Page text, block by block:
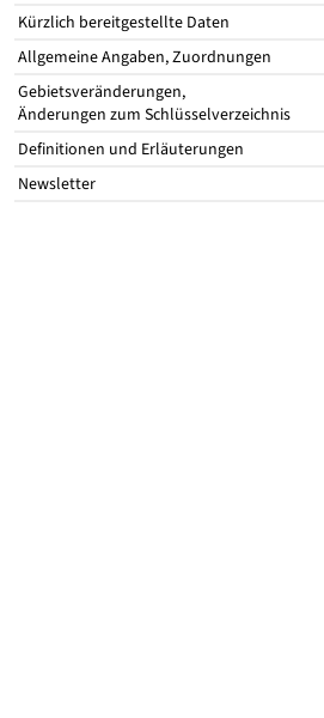
Kürzlich bereitgestellte Daten
Allgemeine Angaben, Zuordnungen
Gebietsveränderungen,
Änderungen zum Schlüsselverzeichnis
Definitionen und Erläuterungen
Newsletter